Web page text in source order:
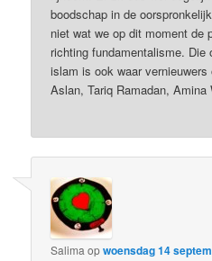
boodschap in de
niet wat we op dit moment de
richting fundamentalisme. Die
islam is ook waar
Aslan, Tariq Ramadan, Amina
Salima opwoensdag 14